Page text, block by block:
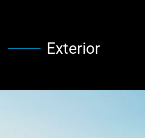
Exterior